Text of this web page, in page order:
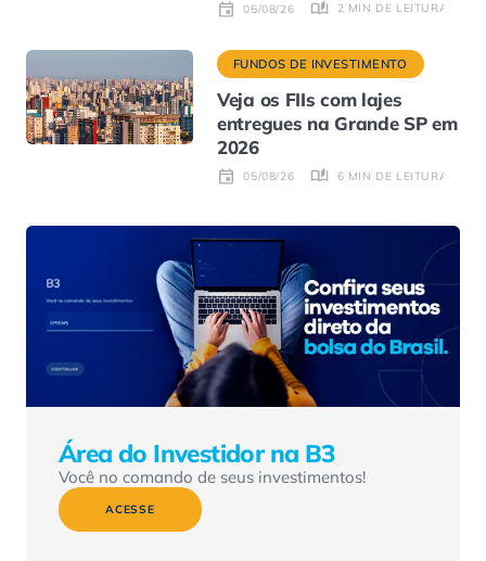
05/08/26 2 MIN DE LEITURA
FUNDOS DE INVESTIMENTO
Veja os FIIs com lajes
entregues na Grande SP em
2026
05/08/26 6 MIN DE LEITURA
Área do Investidor na B3
Você no comando de seus investimentos!
ACESSE